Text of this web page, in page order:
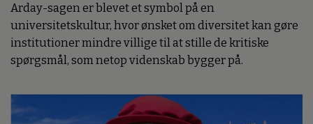
Arday-sagen er blevet et symbol på en
universitetskultur, hvor ønsket om diversitet kan gøre
institutioner mindre villige til at stille de kritiske
spørgsmål, som netop videnskab bygger på.